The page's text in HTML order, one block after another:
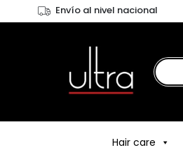
Envío al nivel nacional
Hair care